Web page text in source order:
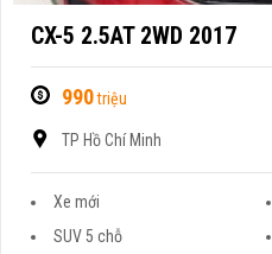
CX-5 2.5AT 2WD 2017
990triệu
TP Hồ Chí Minh
Xe mới
SUV 5 chỗ